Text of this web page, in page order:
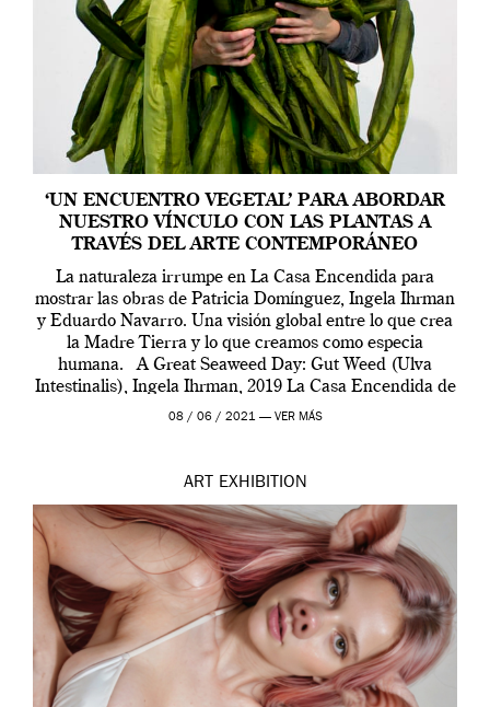
‘UN ENCUENTRO VEGETAL’ PARA ABORDAR
NUESTRO VÍNCULO CON LAS PLANTAS A
TRAVÉS DEL ARTE CONTEMPORÁNEO
La naturaleza irrumpe en La Casa Encendida para
mostrar las obras de Patricia Domínguez, Ingela Ihrman
y Eduardo Navarro. Una visión global entre lo que crea
la Madre Tierra y lo que creamos como especia
humana. A Great Seaweed Day: Gut Weed (Ulva
Intestinalis), Ingela Ihrman, 2019 La Casa Encendida de
Madrid y la Wellcome […]
08 / 06 / 2021 — VER MÁS
ART EXHIBITION